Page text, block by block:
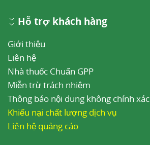
Hỗ trợ khách hàng
Giới thiệu
Liên hệ
Nhà thuốc Chuẩn GPP
Miễn trừ trách nhiệm
Thông báo nội dung không chính xác
Khiếu nại chất lượng dịch vụ
Liên hệ quảng cáo